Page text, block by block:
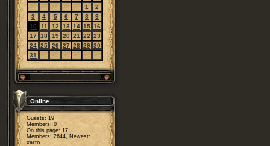
1
2
3
4 5 6 7 8
9
10
11 12 13 14 15 16
17 18 19 20 21 22 23
24 25 26 27 28 29 30
31
Online
Guests: 19
Members: 0
On this page: 17
Members: 2644, Newest:
xarto